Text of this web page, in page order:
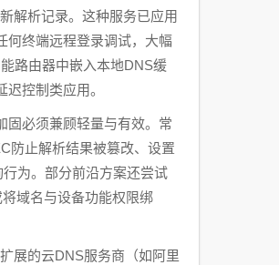
解析记录。这种服务已应用
何终端远程登录调试，大幅
路由器中嵌入本地DNS缓
控制类应用。
固必须兼顾轻量与有效。常
防止解析结果被篡改、设置
为。部分前沿方案还尝试
域名与设备功能权限绑
展的云DNS服务商（如阿里